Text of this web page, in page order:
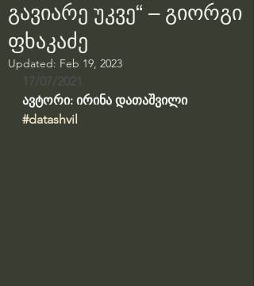
გავიარე უკვე“ – გიორგი
ფხაკაძე
Updated: Feb 19, 2023
17/07/2021
ავტორი: ირინა დათაშვილი
#datashvil